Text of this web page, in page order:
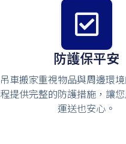
防護保平安
吊車搬家重視物品與周邊環
程提供完整的防護措施，讓您
運送也安心。